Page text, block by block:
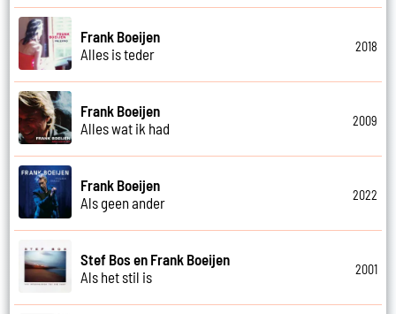
Frank Boeijen
Alles is teder
2018
Frank Boeijen
Alles wat ik had
2009
Frank Boeijen
Als geen ander
2022
Stef Bos en Frank Boeijen
Als het stil is
2001